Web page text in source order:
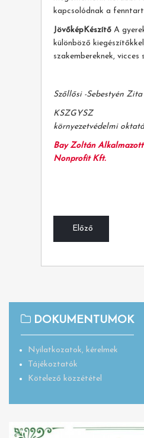
kapcsolódnak a
JövőképKészítő A
különböző
szakembereknek, vicces
Szőllősi -Sebestyén Zita
KSZGYSZ
környezetvédelmi
Bay Zoltán
Nonprofit Kft.
Előző
DOKUMENTUMOK
Nyilatkozatok, kérelmek
Tájékoztatók
Kötelező közzététel